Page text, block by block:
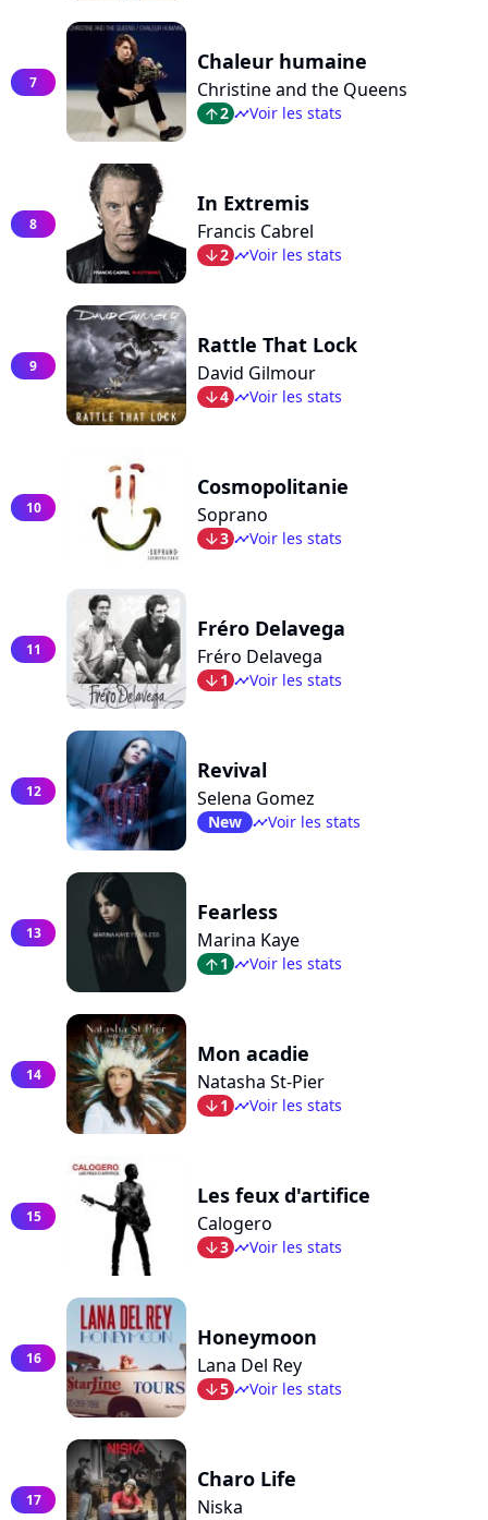
7
Chaleur humaine
Christine and the Queens
arrow_top2 timelineVoir les stats
8
In Extremis
Francis Cabrel
arrow_bot2 timelineVoir les stats
9
Rattle That Lock
David Gilmour
arrow_bot4 timelineVoir les stats
10
Cosmopolitanie
Soprano
arrow_bot3 timelineVoir les stats
11
Fréro Delavega
Fréro Delavega
arrow_bot1 timelineVoir les stats
12
Revival
Selena Gomez
New timelineVoir les stats
13
Fearless
Marina Kaye
arrow_top1 timelineVoir les stats
14
Mon acadie
Natasha St-Pier
arrow_bot1 timelineVoir les stats
15
Les feux d'artifice
Calogero
arrow_bot3 timelineVoir les stats
16
Honeymoon
Lana Del Rey
arrow_bot5 timelineVoir les stats
17
Charo Life
Niska